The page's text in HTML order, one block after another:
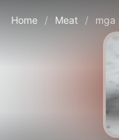
Home / Meat / mga